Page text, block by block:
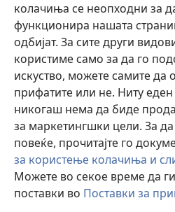
колачиња се неопходни за
функционира нашата
одбијат. За сите други
користиме само за да го
искуство, можете самите да
прифатите или не. Ниту
никогаш нема да биде
за маркетингшки цели. За
повеќе, прочитајте го
за користење колачиња и
Можете во секое време да
поставки во Поставки за
(opens
new
window)ОНЛАЈН БИБЛИОТЕКА
(opens
new
window)JW Hub
(opens
new
window)Watchtower Library
Copyright© 2026 Watch Tower Bible
УСЛОВИ ЗА КОРИСТЕЊЕ |